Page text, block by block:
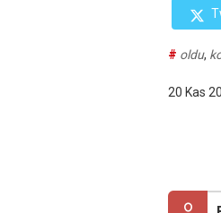
# oldu,
20 Kas